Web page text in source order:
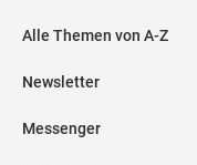
Alle Themen von A-Z
Newsletter
Messenger